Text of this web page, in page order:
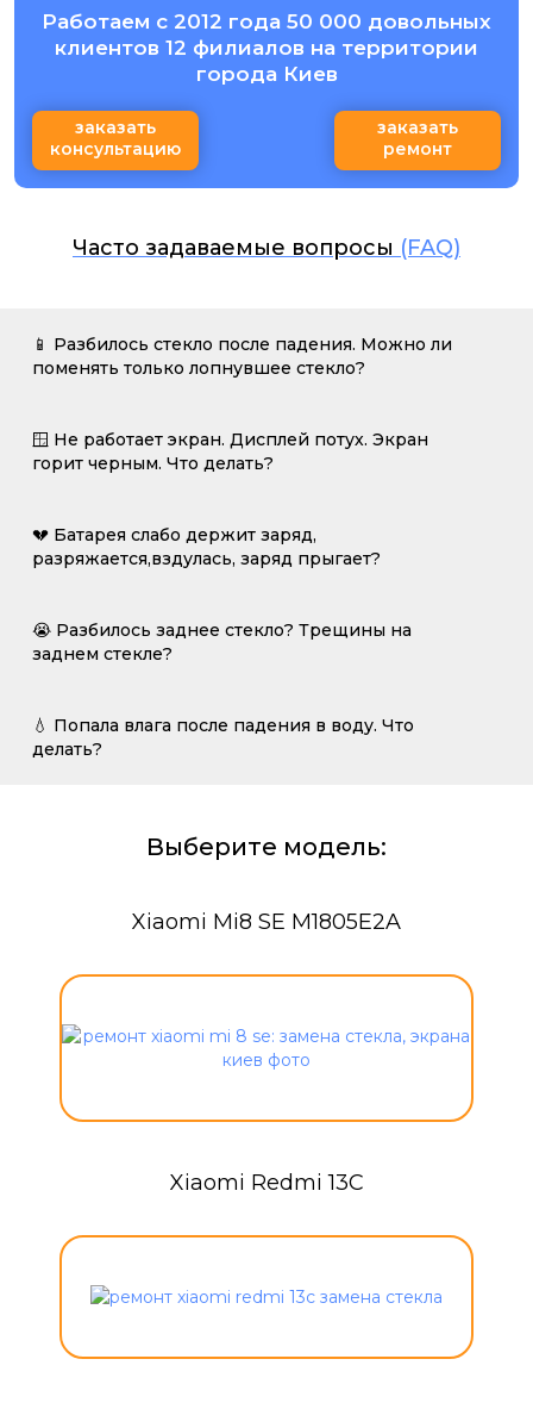
Работаем с 2012 года 50 000 довольных
клиентов 12 филиалов на территории
города Киев
заказать
консультацию
заказать
ремонт
Часто задаваемые вопросы (FAQ)
📱 Разбилось стекло после падения. Можно ли
поменять только лопнувшее стекло?
🪟 Не работает экран. Дисплей потух. Экран
горит черным. Что делать?
💔 Батарея слабо держит заряд,
разряжается,вздулась, заряд прыгает?
😭 Разбилось заднее стекло? Трещины на
заднем стекле?
💧 Попала влага после падения в воду. Что
делать?
Выберите модель:
Xiaomi Mi8 SE M1805E2A
Xiaomi Redmi 13C